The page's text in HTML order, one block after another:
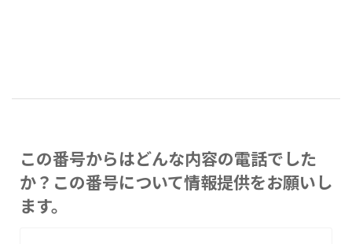
この番号からはどんな内容の電話でした
か？この番号について情報提供をお願いし
ます。